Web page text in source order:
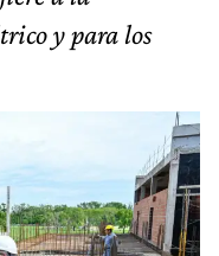
y para los